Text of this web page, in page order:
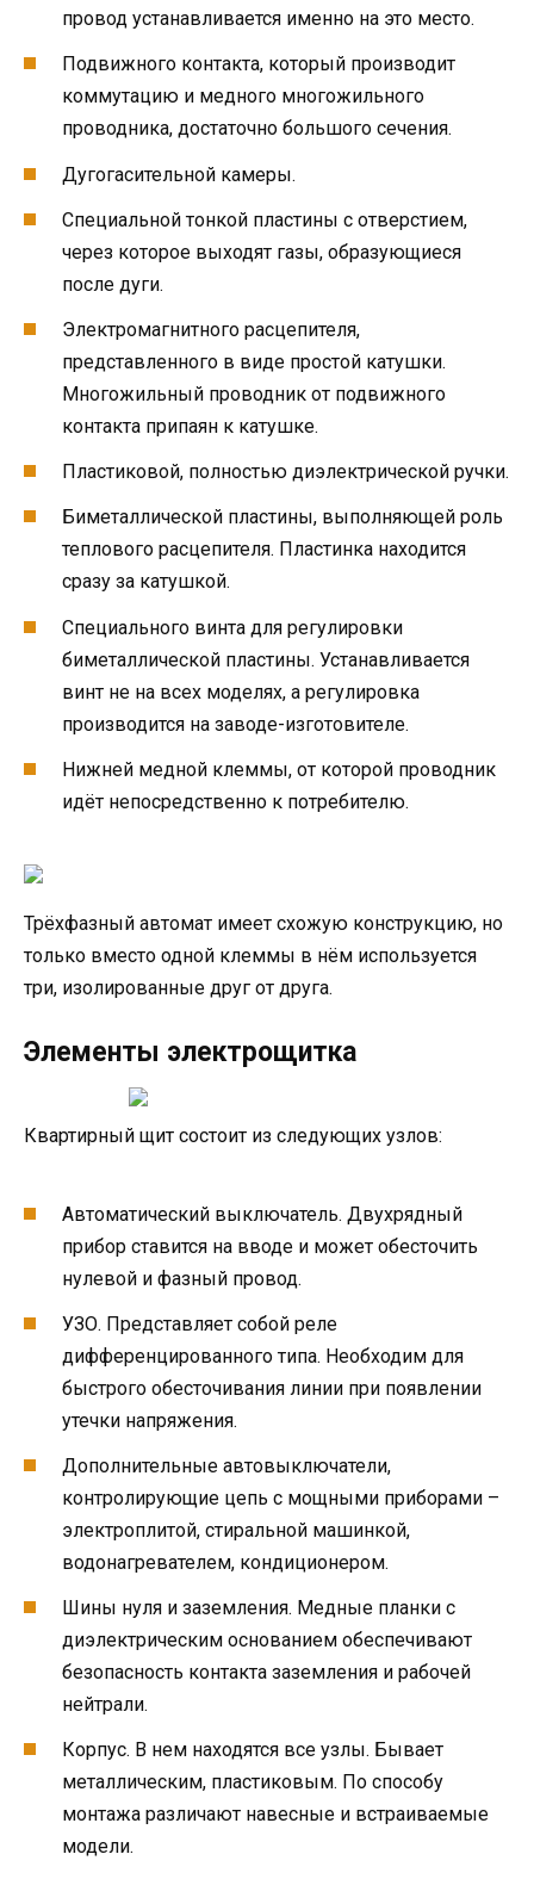
провод устанавливается именно на это место.
Подвижного контакта, который производит
коммутацию и медного многожильного
проводника, достаточно большого сечения.
Дугогасительной камеры.
Специальной тонкой пластины с отверстием,
через которое выходят газы, образующиеся
после дуги.
Электромагнитного расцепителя,
представленного в виде простой катушки.
Многожильный проводник от подвижного
контакта припаян к катушке.
Пластиковой, полностью диэлектрической ручки.
Биметаллической пластины, выполняющей роль
теплового расцепителя. Пластинка находится
сразу за катушкой.
Специального винта для регулировки
биметаллической пластины. Устанавливается
винт не на всех моделях, а регулировка
производится на заводе-изготовителе.
Нижней медной клеммы, от которой проводник
идёт непосредственно к потребителю.
Трёхфазный автомат имеет схожую конструкцию, но
только вместо одной клеммы в нём используется
три, изолированные друг от друга.
Элементы электрощитка
Квартирный щит состоит из следующих узлов:
Автоматический выключатель. Двухрядный
прибор ставится на вводе и может обесточить
нулевой и фазный провод.
УЗО. Представляет собой реле
дифференцированного типа. Необходим для
быстрого обесточивания линии при появлении
утечки напряжения.
Дополнительные автовыключатели,
контролирующие цепь с мощными приборами –
электроплитой, стиральной машинкой,
водонагревателем, кондиционером.
Шины нуля и заземления. Медные планки с
диэлектрическим основанием обеспечивают
безопасность контакта заземления и рабочей
нейтрали.
Корпус. В нем находятся все узлы. Бывает
металлическим, пластиковым. По способу
монтажа различают навесные и встраиваемые
модели.